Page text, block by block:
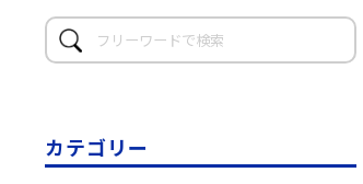
カテゴリー